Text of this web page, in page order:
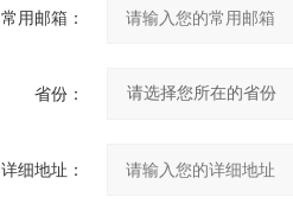
常用邮箱：
省份：
详细地址：